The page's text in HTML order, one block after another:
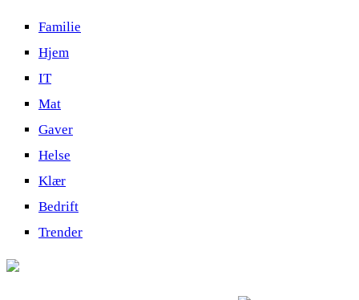
Familie
Hjem
IT
Mat
Gaver
Helse
Klær
Bedrift
Trender